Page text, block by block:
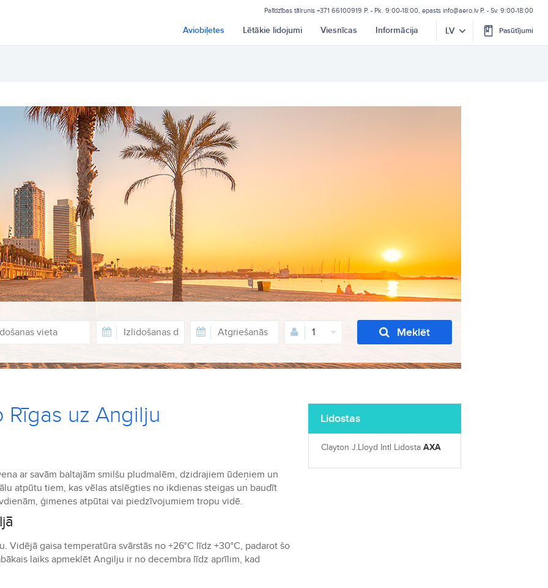
Palīdzības tālrunis +371 66100919 P. - Pk. 9:00-18:00, epasts info@aero.lv P. - Sv. 9:00-18:00
Aviobiļetes Lētākie lidojumi Viesnīcas Informācija LV Pasūtījumi
1 Meklēt
uz Angilju
ar savām baltajām smilšu pludmalēm, dzidrajiem ūdeņiem un
atpūtu tiem, kas vēlas atslēgties no ikdienas steigas un baudīt
ģimenes atpūtai vai piedzīvojumiem tropu vidē.
gaisa temperatūra svārstās no +26°C līdz +30°C, padarot šo
laiks apmeklēt Angilju ir no decembra līdz aprīlim, kad
Lidostas
Clayton J.Lloyd Intl Lidosta AXA